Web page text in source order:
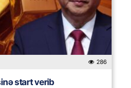
286
start verib